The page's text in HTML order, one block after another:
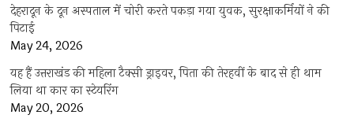
देहरादून के दून अस्पताल में चोरी करते पकड़ा गया युवक, सुरक्षाकर्मियों ने की
पिटाई
May 24, 2026
यह हैं उत्तराखंड की महिला टैक्सी ड्राइवर, पिता की तेरहवीं के बाद से ही थाम
लिया था कार का स्टेयरिंग
May 20, 2026